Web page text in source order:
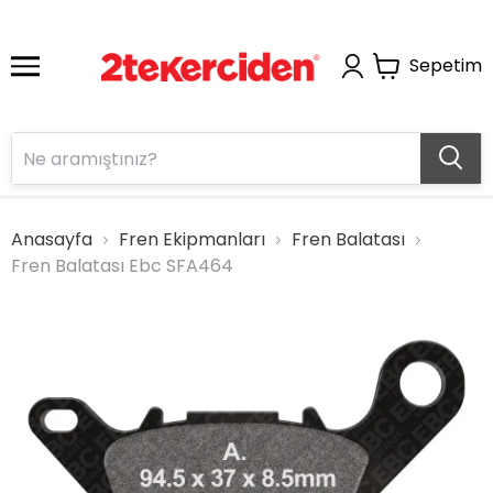
Sepetim
Anasayfa Fren Ekipmanları
Fren Balatası
Fren Balatası Ebc SFA464